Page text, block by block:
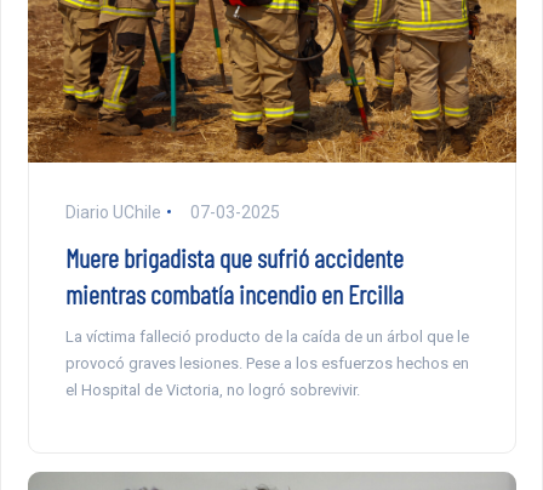
Diario UChile 07-03-2025
Muere brigadista que sufrió accidente
mientras combatía incendio en Ercilla
La víctima falleció producto de la caída de un árbol que le
provocó graves lesiones. Pese a los esfuerzos hechos en
el Hospital de Victoria, no logró sobrevivir.